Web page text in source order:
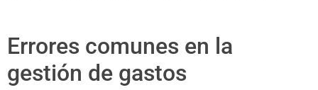
Errores comunes en la
gestión de gastos